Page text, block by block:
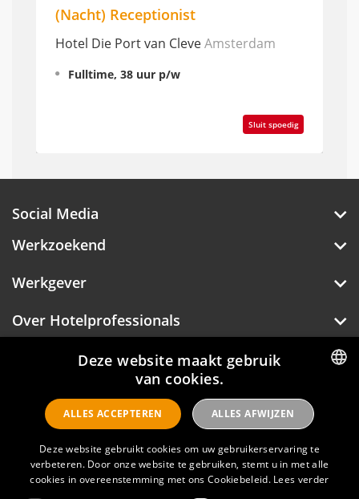
(Nacht) Receptionist
Hotel Die Port van CleveAmsterdam
Fulltime, 38 uur p/w
Sluit spoedig
Social Media
Werkzoekend
Werkgever
Over Hotelprofessionals
FAQ
Privacyverklaring
DUTCH
ENGLISH
Deze website maakt gebruik
van cookies.
Deze website gebruikt cookies om uw gebruikerservaring te
verbeteren. Door onze website te gebruiken, stemt u in met alle
cookies in overeenstemming met ons Cookiebeleid. Lees verder
ALLES ACCEPTEREN ALLES AFWIJZEN